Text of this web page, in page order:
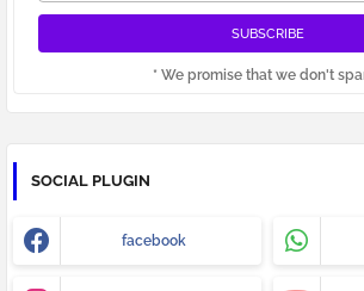
* We promise that we don't
SOCIAL PLUGIN
facebook